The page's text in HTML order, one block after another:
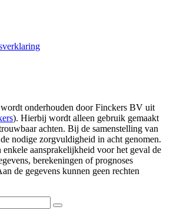
onderhouden door Finckers BV uit
). Hierbij wordt alleen gebruik gemaakt
achten. Bij de samenstelling van
nodige zorgvuldigheid in acht genomen.
enkele aansprakelijkheid voor het geval de
berekeningen of prognoses
de gegevens kunnen geen rechten